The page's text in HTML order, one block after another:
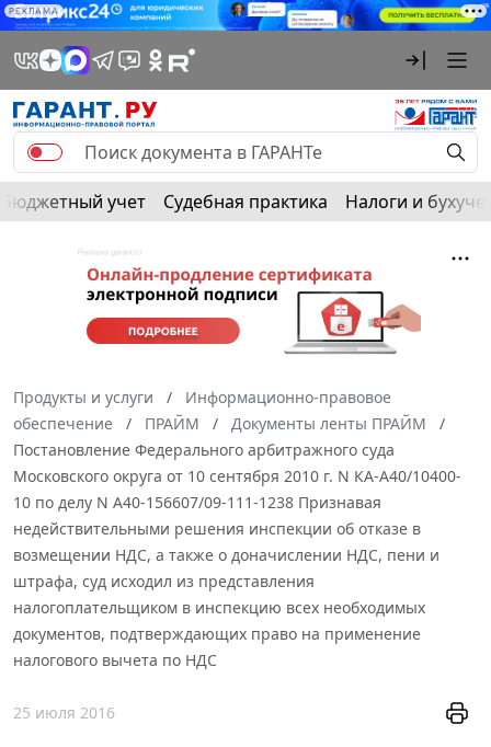
РЕКЛАМА
Бюджетный учет Судебная практика Налоги и
Продукты и услуги
Информационно-правовое
обеспечение
ПРАЙМ
Документы ленты ПРАЙМ
Постановление Федерального арбитражного суда
Московского округа от 10 сентября 2010 г. N КА-А40/10400-
10 по делу N А40-156607/09-111-1238 Признавая
недействительными решения инспекции об отказе в
возмещении НДС, а также о доначислении НДС, пени и
штрафа, суд исходил из представления
налогоплательщиком в инспекцию всех необходимых
документов, подтверждающих право на применение
налогового вычета по НДС
25 июля 2016